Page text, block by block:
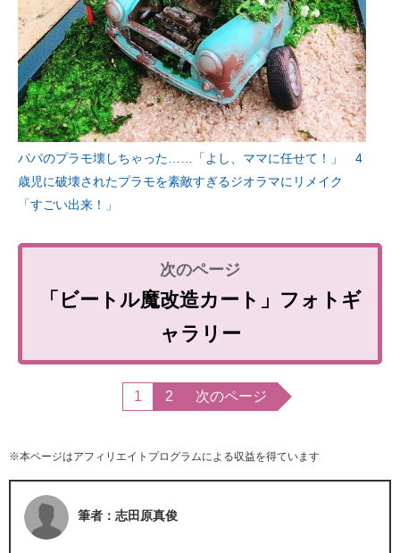
パパのプラモ壊しちゃった……「よし、ママに任せて！」 4
歳児に破壊されたプラモを素敵すぎるジオラマにリメイク
「すごい出来！」
「ビートル魔改造カート」フォトギ
ャラリー
1 2 次のページ
※本ページはアフィリエイトプログラムによる収益を得ています
筆者：志田原真俊